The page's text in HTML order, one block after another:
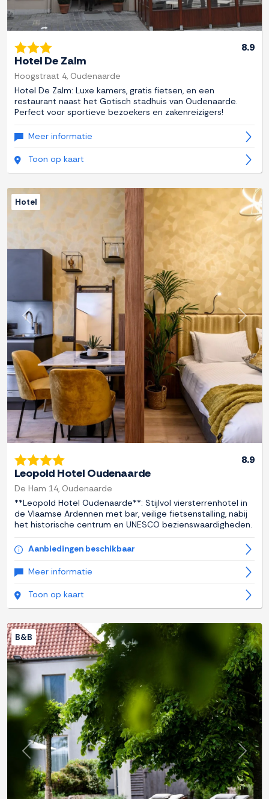
8.9
Hotel De Zalm
Hoogstraat 4, Oudenaarde
Hotel De Zalm: Luxe kamers, gratis fietsen, en een
restaurant naast het Gotisch stadhuis van Oudenaarde.
Perfect voor sportieve bezoekers en zakenreizigers!
Meer informatie
Toon op kaart
Previous Next
Hotel
8.9
Leopold Hotel Oudenaarde
De Ham 14, Oudenaarde
**Leopold Hotel Oudenaarde**: Stijlvol viersterrenhotel in
de Vlaamse Ardennen met bar, veilige fietsenstalling, nabij
het historische centrum en UNESCO bezienswaardigheden.
Aanbiedingen beschikbaar
Meer informatie
Toon op kaart
Previous Next
B&B